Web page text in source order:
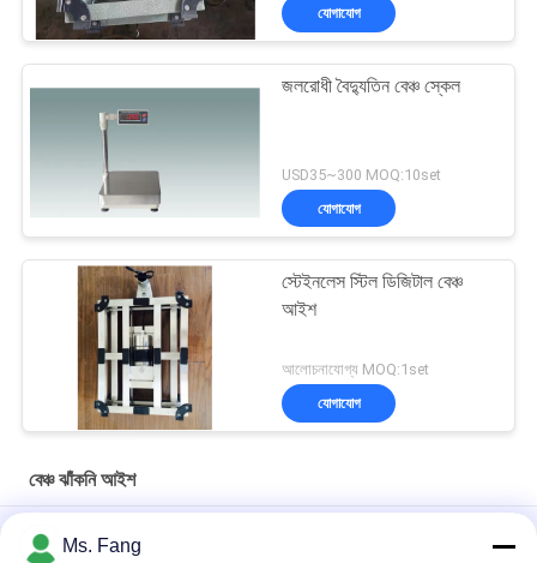
যোগাযোগ
জলরোধী বৈদ্যুতিন বেঞ্চ স্কেল
USD35~300 MOQ:10set
যোগাযোগ
স্টেইনলেস স্টিল ডিজিটাল বেঞ্চ
আইশ
আলোচনাযোগ্য MOQ:1set
যোগাযোগ
বেঞ্চ ঝাঁকনি আইশ
300x400মিমি 150 কেজি স্টেইনলেস স্টিল ডিজিটাল বেঞ্চ স্কেল, ইলেক্ট্রনিক প্ল্যাটফর্ম
ওজন সহMs. Fang